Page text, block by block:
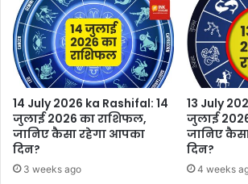
14 July 2026 ka Rashifal: 14
जुलाई 2026 का राशिफल,
जानिए कैसा रहेगा आपका
दिन?
3 weeks ago
13 July
जुलाई
जानिए
दिन?
4 weeks